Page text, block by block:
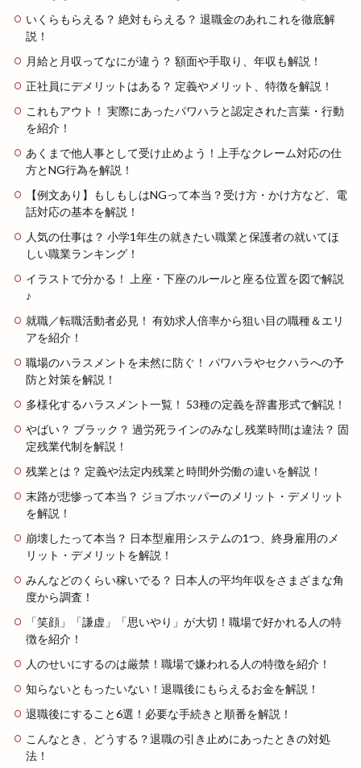
いくらもらえる？ 絶対もらえる？ 退職金のあれこれを徹底解
説！
月給と月収ってなにが違う？ 額面や手取り、年収も解説！
正社員にデメリットはある？ 定義やメリット、特徴を解説！
これもアウト！ 実際にあったパワハラと認定された言葉・行動
を紹介！
あくまで他人事として受け止めよう！上手なクレーム対応の仕
方とNG行為を解説！
【例文あり】もしもしはNGって本当？受け方・かけ方など、電
話対応の基本を解説！
人気の仕事は？ 小学1年生の就きたい職業と保護者の就いてほ
しい職業ランキング！
イラストで分かる！ 上座・下座のルールと座る位置を図で解説
♪
就職／転職活動者必見！ 有効求人倍率から狙い目の職種＆エリ
アを紹介！
職場のハラスメントを未然に防ぐ！ パワハラやセクハラへの予
防と対策を解説！
多様化するハラスメント一覧！ 53種の定義を辞書形式で解説！
やばい？ ブラック？ 過労死ラインのみなし残業時間は違法？ 固
定残業代制を解説！
残業とは？ 定義や法定内残業と時間外労働の違いを解説！
末路が悲惨って本当？ ジョブホッパーのメリット・デメリット
を解説！
崩壊したって本当？ 日本型雇用システムの1つ、終身雇用のメ
リット・デメリットを解説！
みんなどのくらい稼いでる？ 日本人の平均年収をさまざまな角
度から調査！
「笑顔」「謙虚」「思いやり」が大切！職場で好かれる人の特
徴を紹介！
人のせいにするのは厳禁！職場で嫌われる人の特徴を紹介！
知らないともったいない！退職後にもらえるお金を解説！
退職後にすること6選！必要な手続きと順番を解説！
こんなとき、どうする？退職の引き止めにあったときの対処
法！